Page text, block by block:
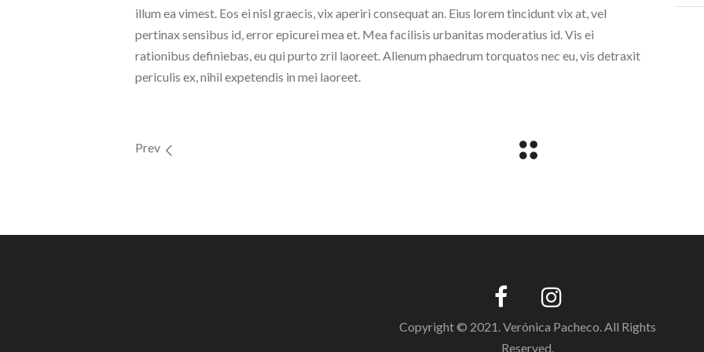
illum ea vimest. Eos ei nisl graecis, vix aperiri consequat an. Eius lorem tincidunt vix at, vel
pertinax sensibus id, error epicurei mea et. Mea facilisis urbanitas moderatius id. Vis ei
rationibus definiebas, eu qui purto zril laoreet. Alienum phaedrum torquatos nec eu, vis detraxit
periculis ex, nihil expetendis in mei laoreet.
Prev
Copyright © 2021. Verónica Pacheco. All Rights
Reserved.